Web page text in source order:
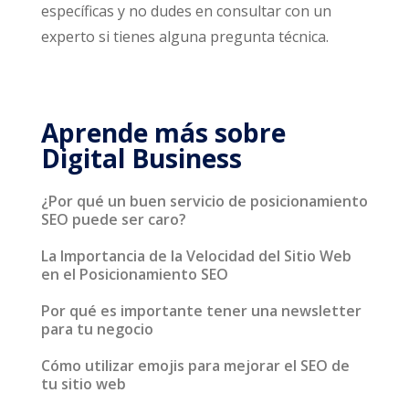
específicas y no dudes en consultar con un
experto si tienes alguna pregunta técnica.
Aprende más sobre
Digital Business
¿Por qué un buen servicio de posicionamiento
SEO puede ser caro?
La Importancia de la Velocidad del Sitio Web
en el Posicionamiento SEO
Por qué es importante tener una newsletter
para tu negocio
Cómo utilizar emojis para mejorar el SEO de
tu sitio web